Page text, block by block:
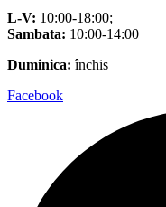
L-V: 10:00-18:00;
Sambata: 10:00-14:00
Duminica: închis
Facebook